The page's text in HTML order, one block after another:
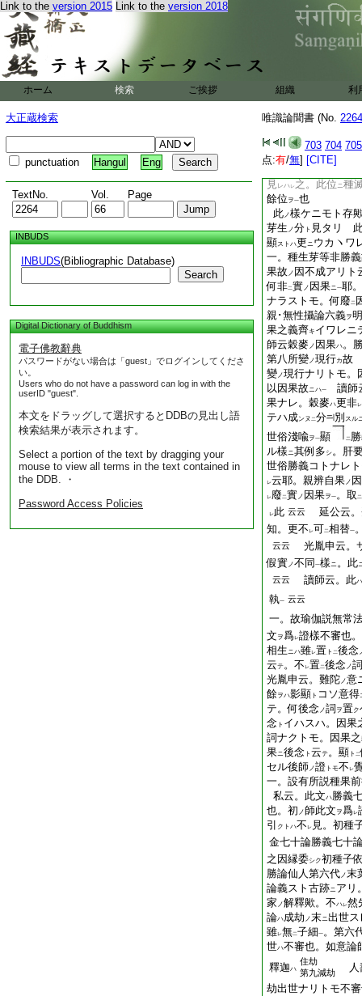
Link to the version 2015 Link to the version 2018
ホーム 検索 ご挨拶 組織 利
大正蔵検索
punctuation Hangul Eng
TextNo. Vol. Page
INBUDS
INBUDS(Bibliographic Database)
Search
Digital Dictionary of Buddhism
電子佛教辭典
パスワードがない場合は「guest」でログインしてくださ
い。
Users who do not have a password can log in with the
userID "guest".
本文をドラッグして選択するとDDBの見出し語
検索結果が表示されます。
Select a portion of the text by dragging your
mouse to view all terms in the text contained in
the DDB. ・
Password Access Policies
唯識論聞書 (No.
703 704 705
点:有/無] [CITE]
ク文 ヲ一 別 爲 レ
位 。一切
故。別テ 云 無種ト
ハ
。
種
也。如 此種子
蘊ノ現行ハアリ。若
位
能生種子アルヘ
シ。現行ハ相續 セリ。
長時ノ餘位ニハ。能生
ナクナリヌル位
見 レハレ 之。此位ニ種
餘位 ヲ一也
此ノ樣ケニモト存
芽生 ノ分 ト 見タリ
顯ストハ更ニウカヽワ
一。種生芽等非勝
果故 ノ 因不成アリト
何非二實ノ 因果ニ一耶
ナラストモ。何廢 二
親･無性攝論六義ヲ明
果之義齊キ イワレ
師云穀麥ノ 因果ハ。
第八所變ノ現行カ故
變ノ現行ナリトモ。
以因果故ニハ一
讀師
果ナレ。穀麥ハ更非レ
テハ成ンヌ 二分 別 スル
世俗淺喩ヲ一顯 二
ル樣ニ其例多 シ。肝
世俗勝義コトナレ
レ云耶。親辨自果ノ
レ廢 二實ノ 因果ヲ一。取 二
レ此 云云
延公云。
知。更不 レ可二相替一
云云
光胤申云。
假實ノ不同 一樣ニ。 此
云云 讀師云。此ハ
執一 云云
一。故瑜伽説無常
文 ヲ爲レ證樣不審也
相生ニハ雖レ置 ト 二後念
云テ。不 レ置二後念ノ詞
光胤申云。難陀ノ意
餘ヲハ影顯 ト コソ意得
テ。何後念ノ詞 ヲ置ク
念 ト イハスハ。因果
詞ナクトモ。因果
果ニ後念 ト 云テ。顯 ト 二
セル後師ノ證 トモ不 レ
一。設有所説種果
私云。此文ハ勝義
也。初 ノ師此文 ヲ爲レ
引
クトハ不 レ 見。初種
金七十論勝義七十
之因縁委シク初種子
勝論仙人第六代ノ末
論義スト古跡ニアリ
家 ノ解釋歟。不ハレ然
論ハ成劫 ノ末ニ出世ス
雖レ無二子細一。第六
世ハ不審也。如意論
釋迦ハ
住劫
第九減劫
人
劫出世ナリトモ不